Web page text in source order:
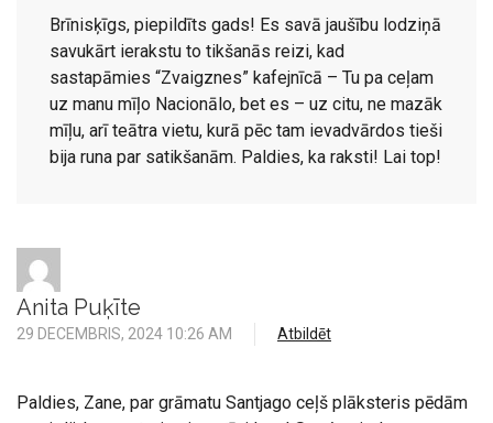
Brīnisķīgs, piepildīts gads! Es savā jaušību lodziņā
savukārt ierakstu to tikšanās reizi, kad
sastapāmies “Zvaigznes” kafejnīcā – Tu pa ceļam
uz manu mīļo Nacionālo, bet es – uz citu, ne mazāk
mīļu, arī teātra vietu, kurā pēc tam ievadvārdos tieši
bija runa par satikšanām. Paldies, ka raksti! Lai top!
Anita Puķīte
29 DECEMBRIS, 2024 10:26 AM Atbildēt
Paldies, Zane, par grāmatu Santjago ceļš plāksteris pēdām